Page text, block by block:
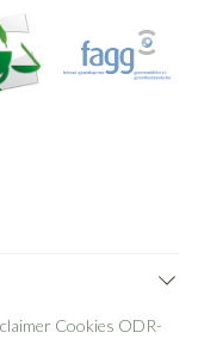
Cookies ODR-